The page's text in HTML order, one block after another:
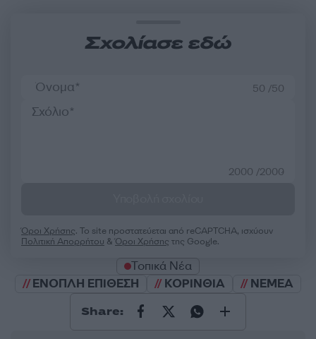
Σχολίασε εδώ
50 /50
2000 /2000
Όροι Χρήσης. Το site προστατεύεται από reCAPTCHA, ισχύουν
Πολιτική Απορρήτου &Όροι Χρήσης της Google.
Τοπικά Νέα
ΕΝΟΠΛΗ ΕΠΙΘΕΣΗ
ΚΟΡΙΝΘΙΑ ΝΕΜΕΑ
Share: